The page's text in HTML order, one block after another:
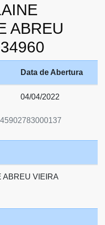
ABREU
Data de Abertura
04/04/2022
ABREU VIEIRA